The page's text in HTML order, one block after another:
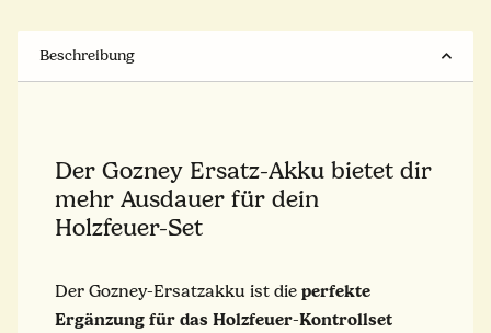
Beschreibung
Der Gozney Ersatz-Akku bietet dir
mehr Ausdauer für dein
Holzfeuer-Set
Der Gozney-Ersatzakku ist die perfekte
Ergänzung für das Holzfeuer-Kontrollset